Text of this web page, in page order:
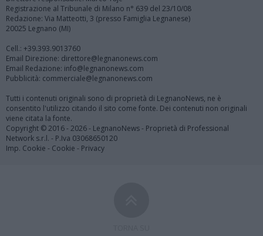
Registrazione al Tribunale di Milano n° 639 del 23/10/08
Redazione: Via Matteotti, 3 (presso Famiglia Legnanese)
20025 Legnano (MI)
Cell.: +39.393.9013760
Email Direzione: direttore@legnanonews.com
Email Redazione: info@legnanonews.com
Pubblicità: commerciale@legnanonews.com
Tutti i contenuti originali sono di proprietà di LegnanoNews, ne è
consentito l'utilizzo citando il sito come fonte. Dei contenuti non originali
viene citata la fonte.
Copyright © 2016 - 2026 - LegnanoNews - Proprietà di Professional
Network s.r.l. - P.Iva 03068650120
Imp. Cookie - Cookie - Privacy